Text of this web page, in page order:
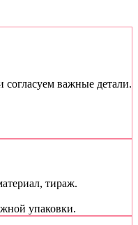
согласуем важные детали.
тираж.
упаковки.